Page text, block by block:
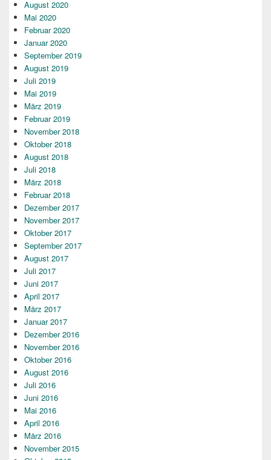
August 2020
Mai 2020
Februar 2020
Januar 2020
September 2019
August 2019
Juli 2019
Mai 2019
März 2019
Februar 2019
November 2018
Oktober 2018
August 2018
Juli 2018
März 2018
Februar 2018
Dezember 2017
November 2017
Oktober 2017
September 2017
August 2017
Juli 2017
Juni 2017
April 2017
März 2017
Januar 2017
Dezember 2016
November 2016
Oktober 2016
August 2016
Juli 2016
Juni 2016
Mai 2016
April 2016
März 2016
November 2015